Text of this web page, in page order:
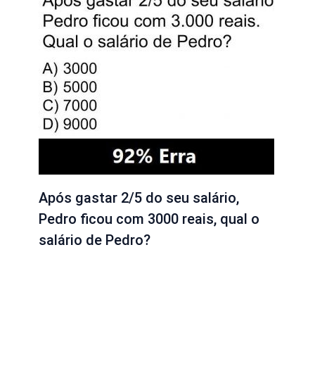
Após gastar 2/5 do seu salário,
Pedro ficou com 3000 reais, qual o
salário de Pedro?